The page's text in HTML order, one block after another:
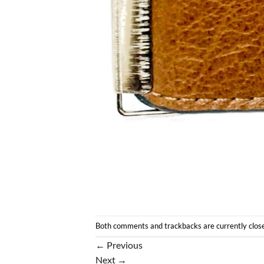
Both comments and trackbacks are currently
← Previous
Next →